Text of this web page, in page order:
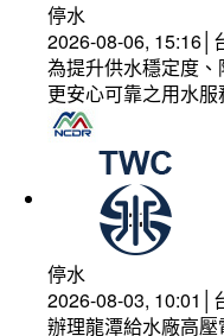
停水
2026-08-06, 15:16│
為提升供水穩定度
更安心可靠之用水服
停水
2026-08-03, 10:01│
辦理龍潭給水廠高